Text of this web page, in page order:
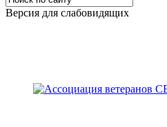
Версия для слабовидящих